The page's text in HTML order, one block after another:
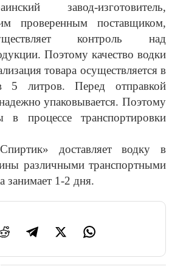
завод-изготовитель,
проверенным поставщиком,
контроль над
Поэтому качество водки
товара осуществляется в
5 литров. Перед отправкой
упаковывается. Поэтому
в процессе транспортировки
доставляет водку в
различными транспортными
занимает 1-2 дня.